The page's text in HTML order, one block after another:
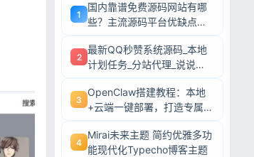
1
国内靠谱免费源码网站有哪
些？主流源码平台优缺点深
2
最新QQ秒赞系统源码_本地
计划任务_分站代理_说说赞
3
OpenClaw搭建教程：本地
+云端一键部署，打造专属AI
4
Mirai未来主题 简约优雅多功
能现代化Typecho博客主题